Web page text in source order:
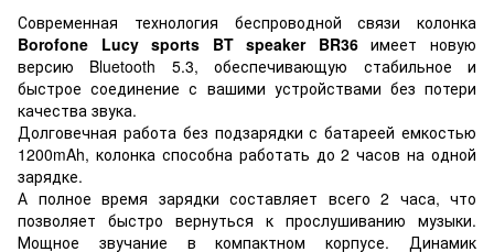
Современная технология беспроводной связи колонка
Borofone Lucy sports BT speaker BR36имеет новую
версию Bluetooth 5.3, обеспечивающую стабильное и
быстрое соединение с вашими устройствами без потери
качества звука.
Долговечная работа без подзарядки с батареей емкостью
1200mAh, колонка способна работать до 2 часов на одной
зарядке.
А полное время зарядки составляет всего 2 часа, что
позволяет быстро вернуться к прослушиванию музыки.
Мощное звучание в компактном корпусе. Динамик